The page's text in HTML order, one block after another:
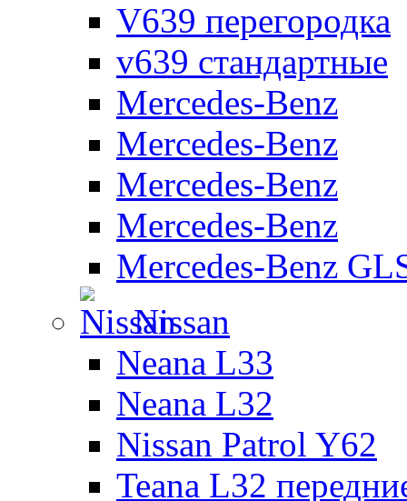
V639 перегородка
v639 стандартные
Mercedes-Benz
Mercedes-Benz
Mercedes-Benz
Mercedes-Benz
Mercedes-Benz
Nissan
Neana L33
Neana L32
Nissan Patrol Y62
Teana L32